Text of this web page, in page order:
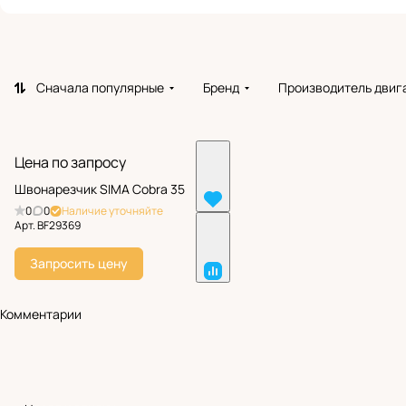
Сначала популярные Бренд Производитель
Цена по запросу
Швонарезчик SIMA Cobra 35
0 0
Наличие уточняйте
Арт.BF29369
Запросить цену
Комментарии